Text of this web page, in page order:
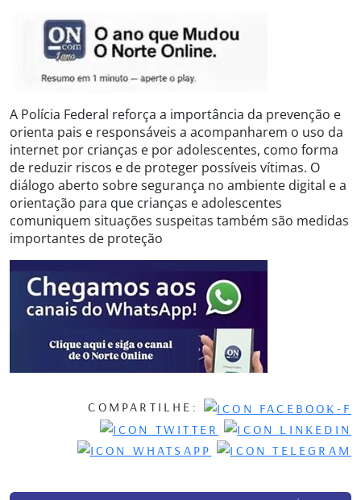
A Polícia Federal reforça a importância da prevenção e
orienta pais e responsáveis a acompanharem o uso da
internet por crianças e por adolescentes, como forma
de reduzir riscos e de proteger possíveis vítimas. O
diálogo aberto sobre segurança no ambiente digital e a
orientação para que crianças e adolescentes
comuniquem situações suspeitas também são medidas
importantes de proteção
COMPARTILHE: